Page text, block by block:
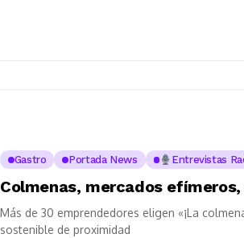
Gastro Portada News Entrevistas
Colmenas, mercados
Más de 30 emprendedores eligen «¡La
sostenible de proximidad